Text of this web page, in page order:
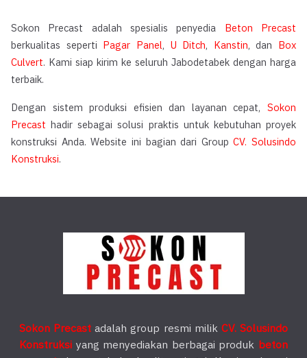
Sokon Precast adalah spesialis penyedia Beton Precast
berkualitas seperti Pagar Panel, U Ditch, Kanstin, dan Box
Culvert. Kami siap kirim ke seluruh Jabodetabek dengan harga
terbaik.
Dengan sistem produksi efisien dan layanan cepat, Sokon
Precast hadir sebagai solusi praktis untuk kebutuhan proyek
konstruksi Anda. Website ini bagian dari GroupCV. Solusindo
Konstruksi.
Sokon Precast adalah group resmi milik CV. Solusindo
Konstruksi yang menyediakan berbagai produk beton